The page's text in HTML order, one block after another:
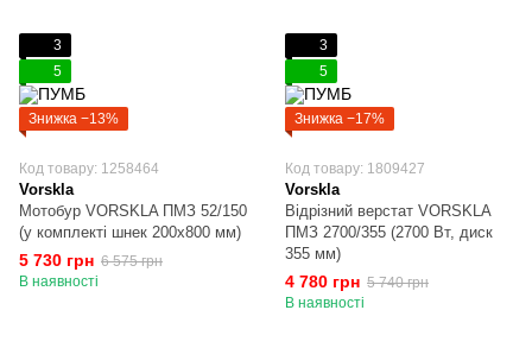
3
5
Знижка −13%
Код товару: 1258464
Vorskla
Мотобур VORSKLA ПМЗ 52/150
(у комплекті шнек 200x800 мм)
5 730 грн 6 575 грн
В наявності
3
5
Знижка −17%
Код товару: 1809427
Vorskla
Відрізний верстат VORSKLA
ПМЗ 2700/355 (2700 Вт, диск
355 мм)
4 780 грн 5 740 грн
В наявності